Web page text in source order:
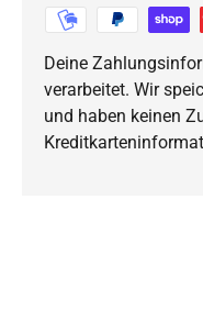
Deine
verarbeitet. Wir
und haben keinen